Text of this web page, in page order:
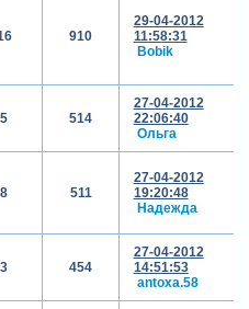
910
29-04-2012
11:58:31
Bobik
5 514
27-04-2012
22:06:40
Ольга
8 511
27-04-2012
19:20:48
Надежда
3 454
27-04-2012
14:51:53
antoxa.58